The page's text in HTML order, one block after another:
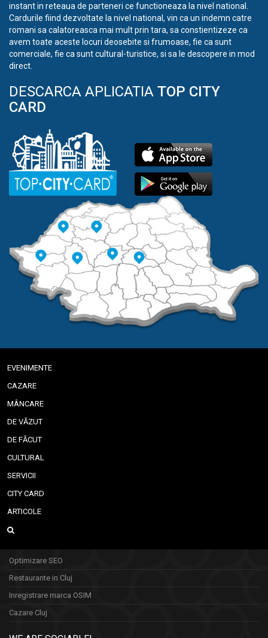
instant in reteaua de parteneri ce functioneaza la nivel national.
Cardurile fiind dezvoltate la nivel national, vin ca un indemn catre
romani sa calatoreasca mai mult prin tara, sa constientizeze ca
avem toate aceste locuri deosebite si frumoase, fie ca sunt
comerciale, fie ca sunt cultural-turistice, si sa le descopere in mod
direct.
DESCARCA APLICATIA TOP CITY
CARD
EVENIMENTE
CAZARE
MÂNCARE
DE VĂZUT
DE FĂCUT
CULTURAL
SERVICII
CITY CARD
ARTICOLE
Optimizare SEO
Restaurante in Cluj
Inregistrare marca OSIM
Cazare Cluj